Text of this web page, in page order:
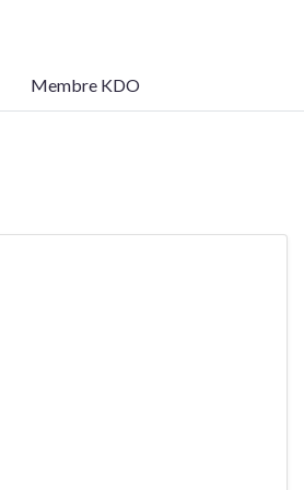
Membre KDO